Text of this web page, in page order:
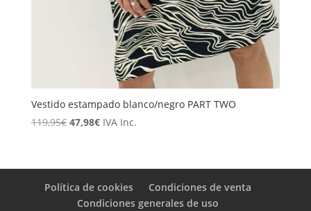
Vestido estampado blanco/negro PART TWO
119,95€ El
era:
119,95€.
47,98€El
es:
47,98€.
IVA Inc.
Política de cookies
Condiciones de venta
Condiciones generales de uso